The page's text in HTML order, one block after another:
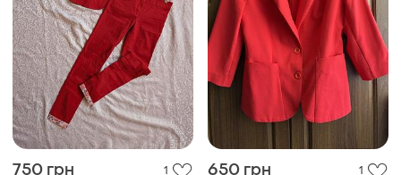
750 грн 1 650 грн 1